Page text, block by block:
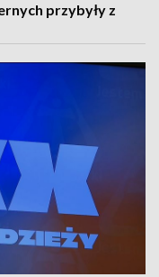
przybyły z